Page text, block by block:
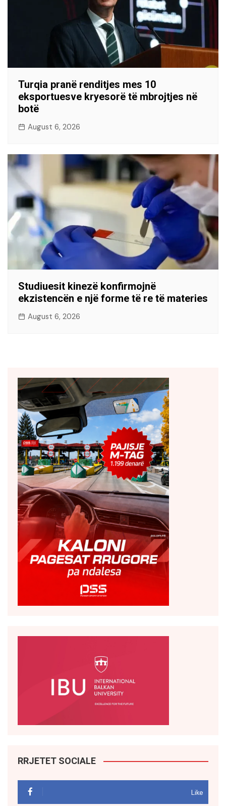
Turqia pranë renditjes mes 10
eksportuesve kryesorë të mbrojtjes në
botë
August 6, 2026
Studiuesit kinezë konfirmojnë
ekzistencën e një forme të re të materies
August 6, 2026
RRJETET SOCIALE
Like